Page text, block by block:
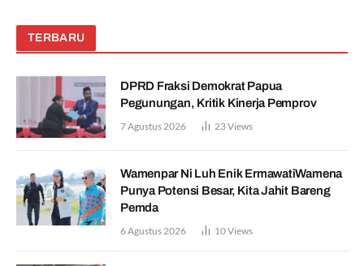
TERBARU
DPRD Fraksi Demokrat Papua
Pegunungan, Kritik Kinerja Pemprov
7 Agustus 2026 23Views
Wamenpar Ni Luh Enik ErmawatiWamena
Punya Potensi Besar, Kita Jahit Bareng
Pemda
6 Agustus 2026 10Views